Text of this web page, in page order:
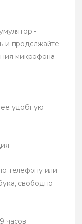
-
и продолжайте
микрофона
удобную
телефону или
свободно
часов